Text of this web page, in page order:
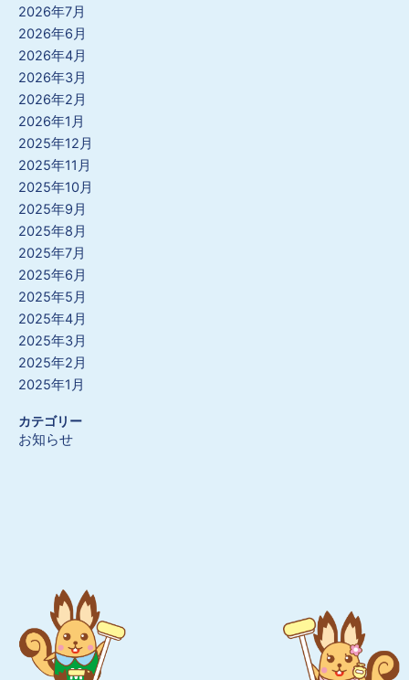
2026年7月
2026年6月
2026年4月
2026年3月
2026年2月
2026年1月
2025年12月
2025年11月
2025年10月
2025年9月
2025年8月
2025年7月
2025年6月
2025年5月
2025年4月
2025年3月
2025年2月
2025年1月
カテゴリー
お知らせ